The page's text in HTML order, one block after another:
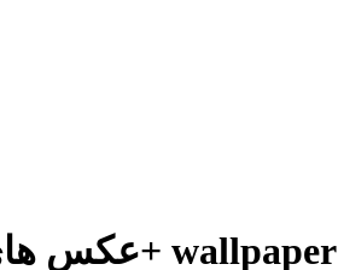
عکس های فوق العاده جذاب و گرافیکی از اتومبیل+ wallpaper